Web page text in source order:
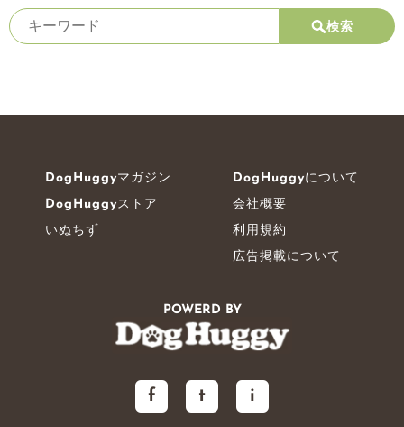
検索
POWERD BY
f t i
DogHuggyマガジン
DogHuggyストア
いぬちず
DogHuggyについて
会社概要
利用規約
広告掲載について